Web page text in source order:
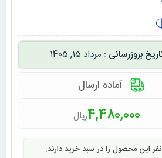
مرداد 15, 1405
آماده ارسال
4,480,000ریال
نفر این محصول را در سبد خرید دارند.